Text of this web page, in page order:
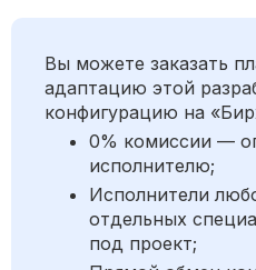
Вы можете заказать
адаптацию этой
конфигурацию на
0% комиссии —
исполнителю;
Исполнители
отдельных
под проект;